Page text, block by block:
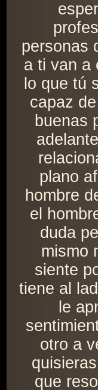
personas
a ti van a
lo que tú
capaz
buenas
plano
hombre
el
duda
mismo
siente
tiene al
le
otro a
que